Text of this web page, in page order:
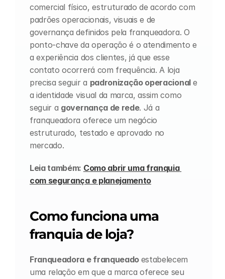
comercial físico, estruturado de acordo com
padrões operacionais, visuais e de
governança definidos pela franqueadora. O
ponto-chave da operação é o atendimento e
a experiência dos clientes, já que esse
contato ocorrerá com frequência. A loja
precisa seguir a padronização operacional e
a identidade visual da marca, assim como
seguir a governança de rede. Já a
franqueadora oferece um negócio
estruturado, testado e aprovado no
mercado.
Leia também: Como abrir uma franquia
com segurança e planejamento
Como funciona uma
franquia de loja?
Franqueadora e franqueado estabelecem
uma relação em que a marca oferece seu